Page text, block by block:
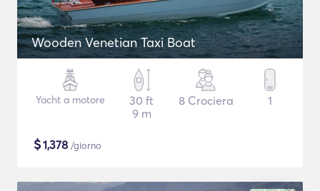
Wooden Venetian Taxi Boat
Yacht a motore
30 ft
9 m
8 Crociera 1
$1,378 /giorno